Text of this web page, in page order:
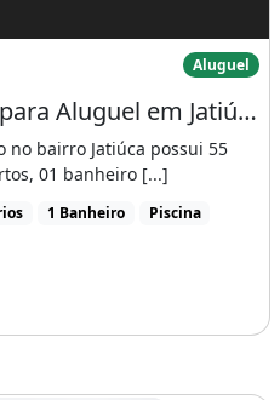
para Aluguel em Jatiúca
Aluguel
Apartamento Padrão para Aluguel em Jatiúca Maceió-Al - 639-001
no bairro Jatiúca possui 55
01 banheiro [...]
1 Banheiro Piscina